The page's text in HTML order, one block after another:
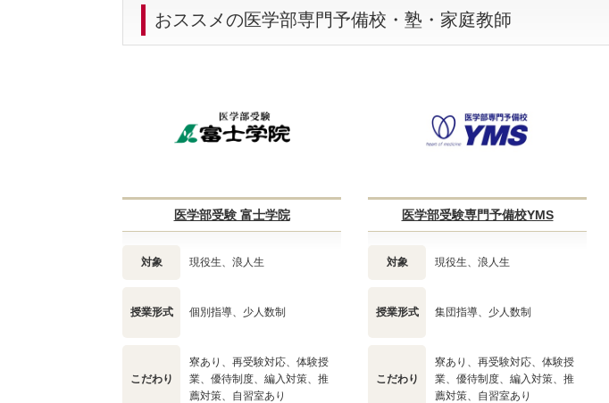
おススメの医学部専門予備校・塾・家庭教師
医学部受験 富士学院
対象 現役生、浪人生
授業形式 個別指導、少人数制
こだわり
寮あり、再受験対応、体験授
業、優待制度、編入対策、推
薦対策、自習室あり
医学部受験専門予備校YMS
対象 現役生、浪人生
授業形式 集団指導、少人数制
こだわり
寮あり、再受験対応、体験授
業、優待制度、編入対策、推
薦対策、自習室あり